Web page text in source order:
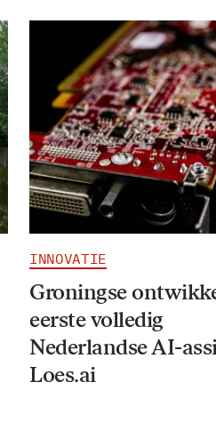
INNOVATIE
Groningse
eerste volledig
Nederlandse AI-
Loes.ai